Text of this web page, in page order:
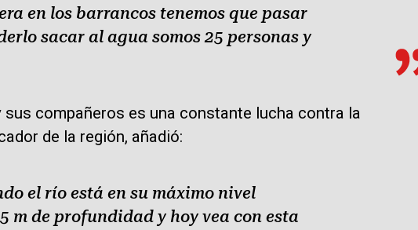
en los barrancos tenemos que pasar
sacar al agua somos 25 personas y
sus compañeros es una constante lucha contra la
de la región, añadió:
el río está en su máximo nivel
m de profundidad y hoy vea con esta